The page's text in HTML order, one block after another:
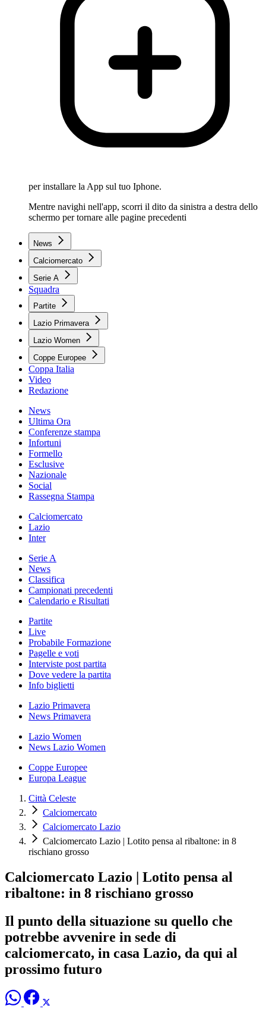
per installare la App sul tuo Iphone.
Mentre navighi nell'app, scorri il dito da sinistra a destra dello
schermo per tornare alle pagine precedenti
News
Calciomercato
Serie A
Squadra
Partite
Lazio Primavera
Lazio Women
Coppe Europee
Coppa Italia
Video
Redazione
News
Ultima Ora
Conferenze stampa
Infortuni
Formello
Esclusive
Nazionale
Social
Rassegna Stampa
Calciomercato
Lazio
Inter
Serie A
News
Classifica
Campionati precedenti
Calendario e Risultati
Partite
Live
Probabile Formazione
Pagelle e voti
Interviste post partita
Dove vedere la partita
Info biglietti
Lazio Primavera
News Primavera
Lazio Women
News Lazio Women
Coppe Europee
Europa League
Città Celeste
Calciomercato
Calciomercato Lazio
Calciomercato Lazio | Lotito pensa al ribaltone: in 8
rischiano grosso
Calciomercato Lazio | Lotito pensa al
ribaltone: in 8 rischiano grosso
Il punto della situazione su quello che
potrebbe avvenire in sede di
calciomercato, in casa Lazio, da qui al
prossimo futuro